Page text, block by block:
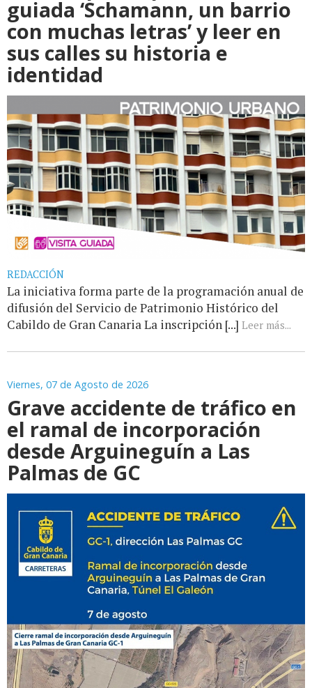
guiada ‘Schamann, un barrio
con muchas letras’ y leer en
sus calles su historia e
identidad
REDACCIÓN
La iniciativa forma parte de la programación anual de
difusión del Servicio de Patrimonio Histórico del
Cabildo de Gran Canaria La inscripción [...] Leer más...
Viernes, 07 de Agosto de 2026
Grave accidente de tráfico en
el ramal de incorporación
desde Arguineguín a Las
Palmas de GC